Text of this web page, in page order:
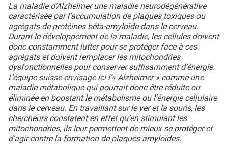
La maladie d’Alzheimer une maladie neurodégénérative
caractérisée par l’accumulation de plaques toxiques ou
agrégats de protéines béta-amyloïde dans le cerveau.
Durant le développement de la maladie, les cellules doivent
donc constamment lutter pour se protéger face à ces
agrégats et doivent remplacer les mitochondries
dysfonctionnelles pour conserver suffisamment d’énergie.
L’équipe suisse envisage ici l’« Alzheimer » comme une
maladie métabolique qui pourrait donc être réduite ou
éliminée en boostant le métabolisme ou l’énergie cellulaire
dans le cerveau. En travaillant sur le ver et la souris, les
chercheurs constatent en effet qu’en stimulant les
mitochondries, ils leur permettent de mieux se protéger et
d’agir contre la formation de plaques amyloïdes.